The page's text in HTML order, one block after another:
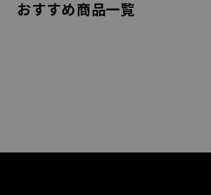
おすすめ商品一覧